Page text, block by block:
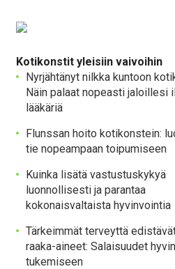
Kotikonstit yleisiin vaivoihin
Nyrjähtänyt nilkka kuntoon
Näin palaat nopeasti jaloillesi
lääkäriä
Flunssan hoito kotikonstein:
tie nopeampaan toipumiseen
Kuinka lisätä vastustuskykyä
luonnollisesti ja parantaa
kokonaisvaltaista hyvinvointia
Tärkeimmät terveyttä
raaka-aineet: Salaisuudet
tukemiseen